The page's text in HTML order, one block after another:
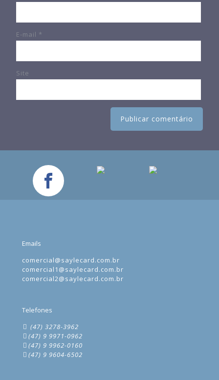
E-mail *
Site
Emails
comercial@saylecard.com.br
comercial1@saylecard.com.br
comercial2@saylecard.com.br
Telefones
(47) 3278-3962
(47) 9 9971-0962
(47) 9 9962-0160
(47) 9 9604-6502